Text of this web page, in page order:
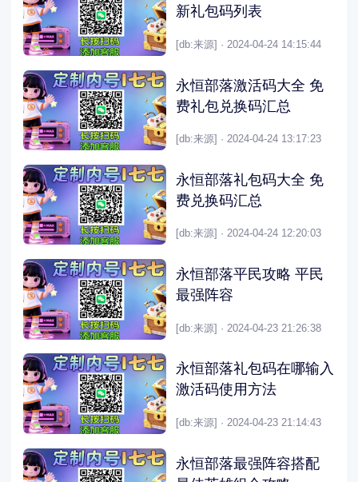
新礼包码列表
[db:来源] · 2024-04-24 14:15:44
永恒部落激活码大全 免
费礼包兑换码汇总
[db:来源] · 2024-04-24 13:17:23
永恒部落礼包码大全 免
费兑换码汇总
[db:来源] · 2024-04-24 12:20:03
永恒部落平民攻略 平民
最强阵容
[db:来源] · 2024-04-23 21:26:38
永恒部落礼包码在哪输入
激活码使用方法
[db:来源] · 2024-04-23 21:14:43
永恒部落最强阵容搭配